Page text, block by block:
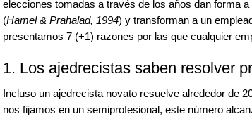
elecciones tomadas a través de los años dan forma
(Hamel & Prahalad, 1994) y transforman a un
presentamos 7 (+1) razones por las que cualquier
1. Los ajedrecistas saben resolver
Incluso un ajedrecista novato resuelve alrededor de
nos fijamos en un semiprofesional, este número